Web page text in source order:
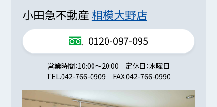
小田急不動産 相模大野店
0120-097-095
営業時間 10:00～20:00 定休日 水曜日
TEL.042-766-0909 FAX.042-766-0990